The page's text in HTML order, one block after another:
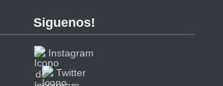
Siguenos!
Instagram
Twitter